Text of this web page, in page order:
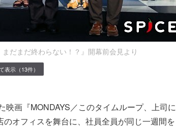
だまだ終わらない！？』開幕前会見より
表示（13件）
画『MONDAYS／このタイムループ、上司に
オフィスを舞台に、社員全員が同じ一週間を